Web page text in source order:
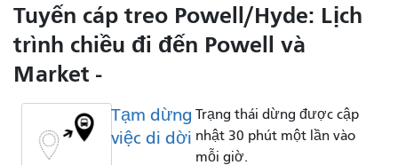
Tuyến cáp treo Powell/Hyde: Lịch
trình chiều đi đến Powell và
Market -
Tạm dừng
việc di dời
Trạng thái dừng được cập
nhật 30 phút một lần vào
mỗi giờ.